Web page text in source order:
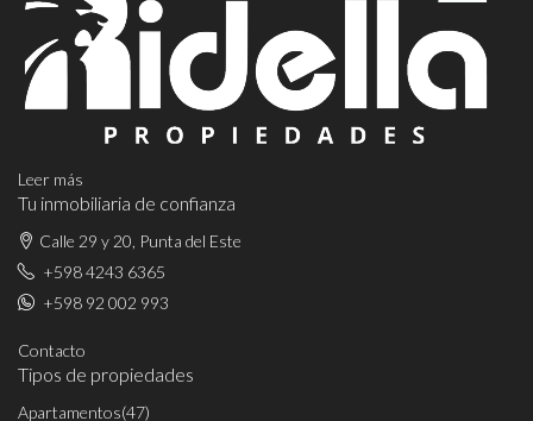
Leer más
Tu inmobiliaria de confianza
Calle 29 y 20, Punta del Este
+598 4243 6365
+598 92 002 993
Contacto
Tipos de propiedades
Apartamentos(47)